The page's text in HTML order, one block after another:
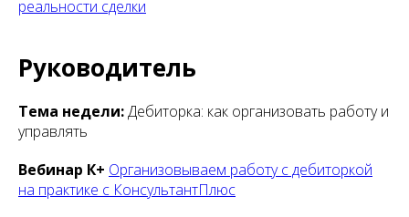
реальности сделки
Руководитель
Тема недели:Дебиторка: как организовать работу и
управлять
Вебинар К+ Организовываем работу с дебиторкой
на практике с КонсультантПлюс